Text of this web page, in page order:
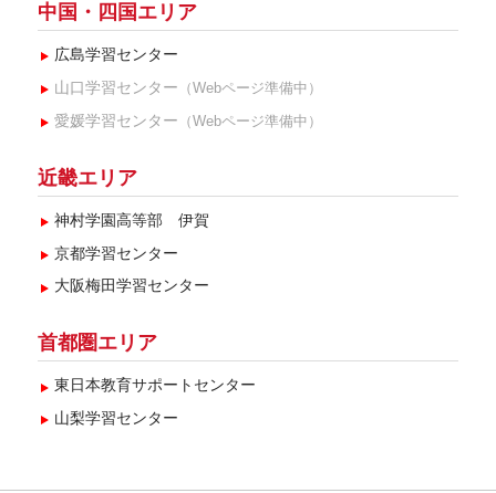
中国・四国エリア
広島学習センター
山口学習センター （Webページ準備中）
愛媛学習センター （Webページ準備中）
近畿エリア
神村学園高等部 伊賀
京都学習センター
大阪梅田学習センター
首都圏エリア
東日本教育サポートセンター
山梨学習センター